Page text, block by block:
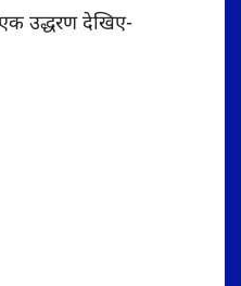
एक उद्धरण देखिए-